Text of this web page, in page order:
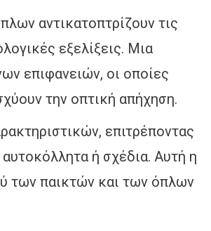
αντικατοπτρίζουν τις
εξελίξεις. Μια
επιφανειών, οι οποίες
την οπτική απήχηση.
επιτρέποντας
ή σχέδια. Αυτή η
των παικτών και των όπλων